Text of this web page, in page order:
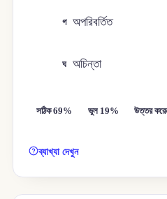
গ অপরিবর্তিত
ঘ অচিন্তা
সঠিক 69% ভুল 19% উত্তর
ব্যাখ্যা দেখুন